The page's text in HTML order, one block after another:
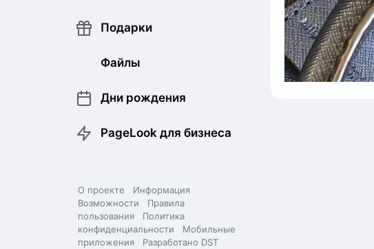
Подарки
Файлы
Дни рождения
PageLook для бизнеса
О проекте
Информация
Возможности
Правила
пользования
Политика
конфиденциальности
Мобильные
приложения
Разработано DST